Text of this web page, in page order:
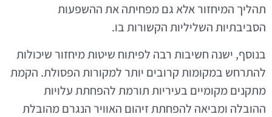
תהליך המיחזור אלא גם מפחיתה את ההשפעות
הסביבתיות השליליות הקשורות בו.
בנוסף, ישנה חשיבות רבה לפיתוח שיטות מיחזור שיכולות
להתרחש במקומות קרובים יותר למקורות הפסולת. הקמת
מתקנים מקומיים בעיריות תורמת להפחתת עלויות
ההובלה ומביאה להפחתת זיהום האוויר הנגרם מהובלת